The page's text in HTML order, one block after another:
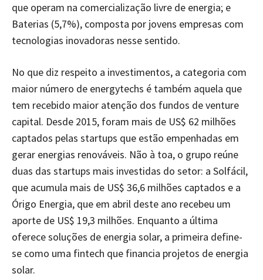
que operam na comercialização livre de energia; e
Baterias (5,7%), composta por jovens empresas com
tecnologias inovadoras nesse sentido.
No que diz respeito a investimentos, a categoria com
maior número de energytechs é também aquela que
tem recebido maior atenção dos fundos de venture
capital. Desde 2015, foram mais de US$ 62 milhões
captados pelas startups que estão empenhadas em
gerar energias renováveis. Não à toa, o grupo reúne
duas das startups mais investidas do setor: a Solfácil,
que acumula mais de US$ 36,6 milhões captados e a
Órigo Energia, que em abril deste ano recebeu um
aporte de US$ 19,3 milhões. Enquanto a última
oferece soluções de energia solar, a primeira define-
se como uma fintech que financia projetos de energia
solar.